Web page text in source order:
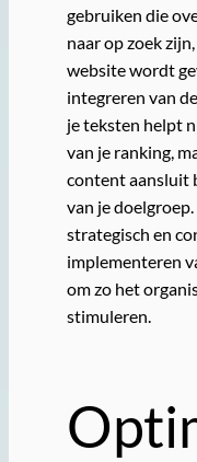
gebruiken die
naar op zoek
website wordt
integreren van
je teksten helpt
van je ranking,
content aansluit
van je
strategisch en
implementeren
om zo het
stimuleren.